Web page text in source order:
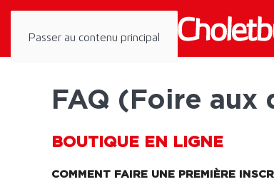
Passer au contenu principal
FAQ (Foire aux
BOUTIQUE EN LIGNE
COMMENT FAIRE UNE PREMIÈRE
Panneau de gestion des cookies